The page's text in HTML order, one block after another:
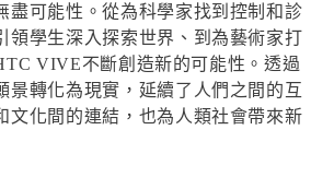
盡可能性。從為科學家找到控制和診
領學生深入探索世界、到為藝術家打
VIVE不斷創造新的可能性。透過
景轉化為現實，延續了人們之間的互
文化間的連結，也為人類社會帶來新